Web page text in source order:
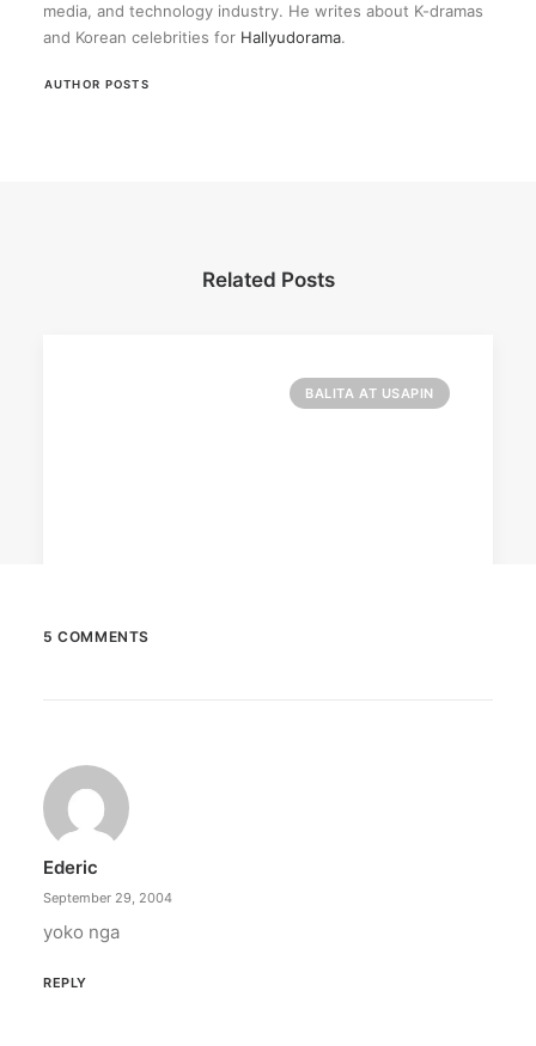
media, and technology industry. He writes about K-dramas
and Korean celebrities for Hallyudorama.
AUTHOR POSTS
Related Posts
BALITA AT USAPIN
It is said to be the world's largest permanently
illuminated peace symbol.
5 COMMENTS
Ederic
September 29, 2004
yoko nga
REPLY